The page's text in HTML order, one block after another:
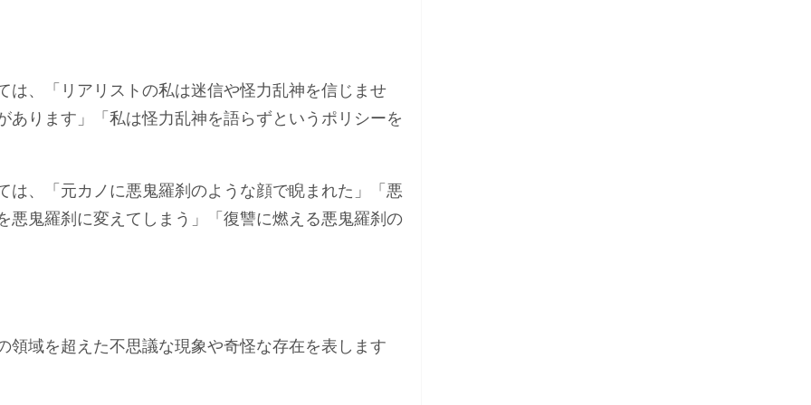
は、「リアリストの私は迷信や怪力乱神を信じませ
ります」「私は怪力乱神を語らずというポリシーを
、「元カノに悪鬼羅刹のような顔で睨まれた」「悪
悪鬼羅刹に変えてしまう」「復讐に燃える悪鬼羅刹の
域を超えた不思議な現象や奇怪な存在を表します